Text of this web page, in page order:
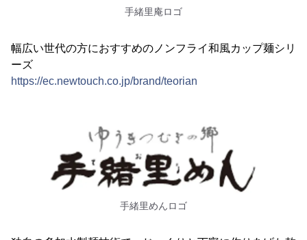
手緒里庵ロゴ
幅広い世代の方におすすめのノンフライ和風カップ麺シリ
ーズ
https://ec.newtouch.co.jp/brand/teorian
手緒里めんロゴ